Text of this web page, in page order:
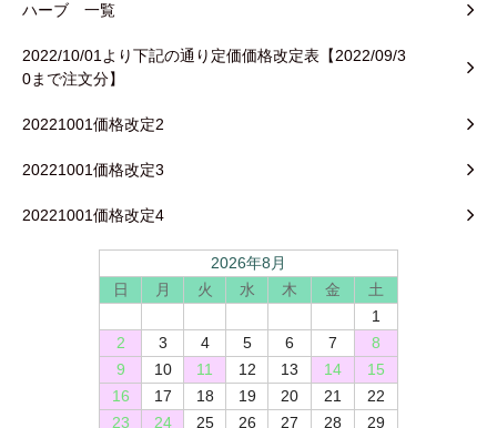
ハーブ 一覧
2022/10/01より下記の通り定価価格改定表【2022/09/3
0まで注文分】
20221001価格改定2
20221001価格改定3
20221001価格改定4
2026年8月
日
月 火 水 木 金
土
1
2
3 4 5 6 7
8
9
10 11 12 13 14
15
16
17 18 19 20 21
22
23
24 25 26 27 28
29